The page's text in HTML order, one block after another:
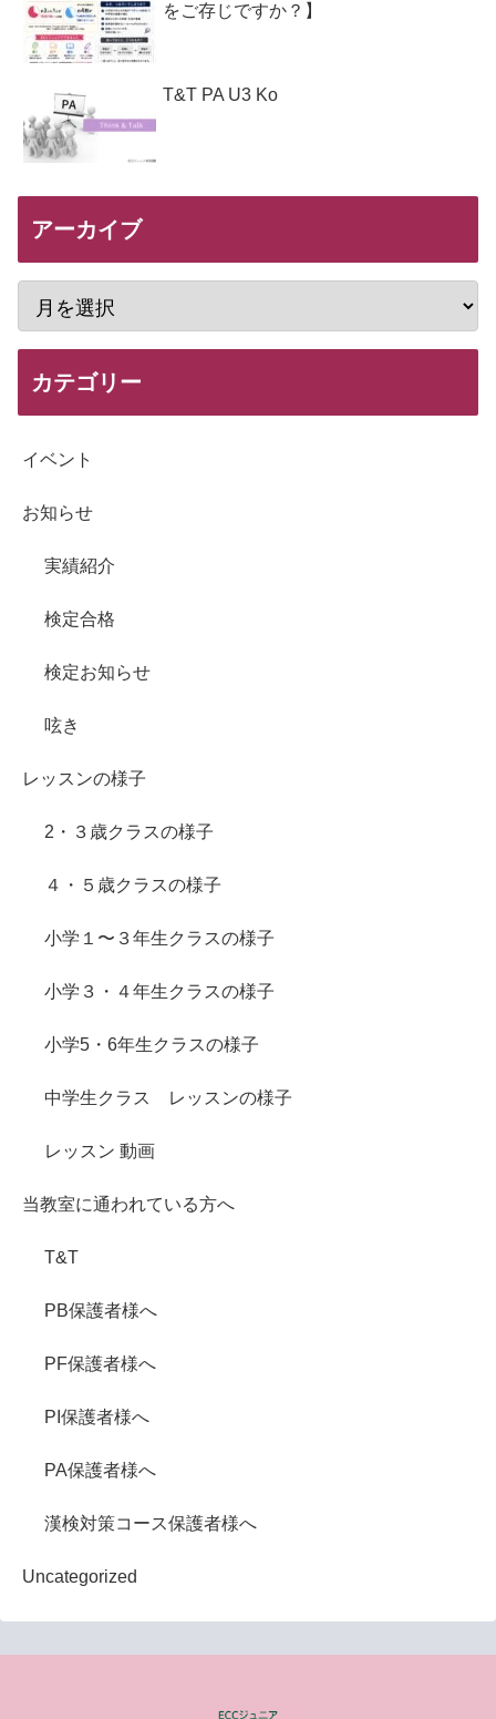
をご存じですか？】
T&T PA U3 Ko
アーカイブ
カテゴリー
イベント
お知らせ
実績紹介
検定合格
検定お知らせ
呟き
レッスンの様子
2・３歳クラスの様子
４・５歳クラスの様子
小学１〜３年生クラスの様子
小学３・４年生クラスの様子
小学5・6年生クラスの様子
中学生クラス レッスンの様子
レッスン 動画
当教室に通われている方へ
T&T
PB保護者様へ
PF保護者様へ
PI保護者様へ
PA保護者様へ
漢検対策コース保護者様へ
Uncategorized